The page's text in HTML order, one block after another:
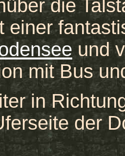
die
einer
und
mit Bus
in
der